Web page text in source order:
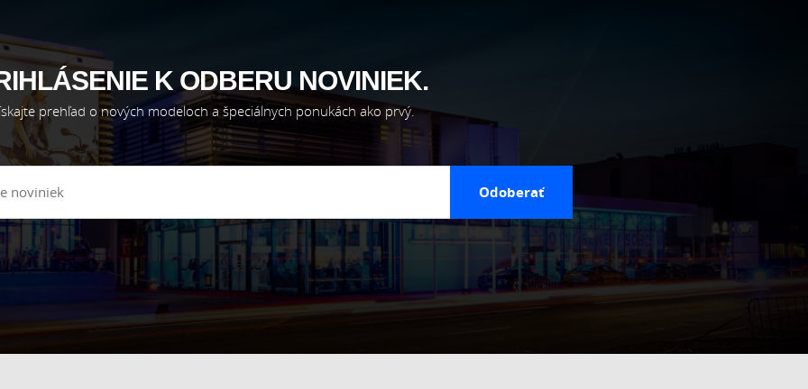
K ODBERU NOVINIEK.
prehľad o nových modeloch a špeciálnych ponukách ako prvý.
Odoberať